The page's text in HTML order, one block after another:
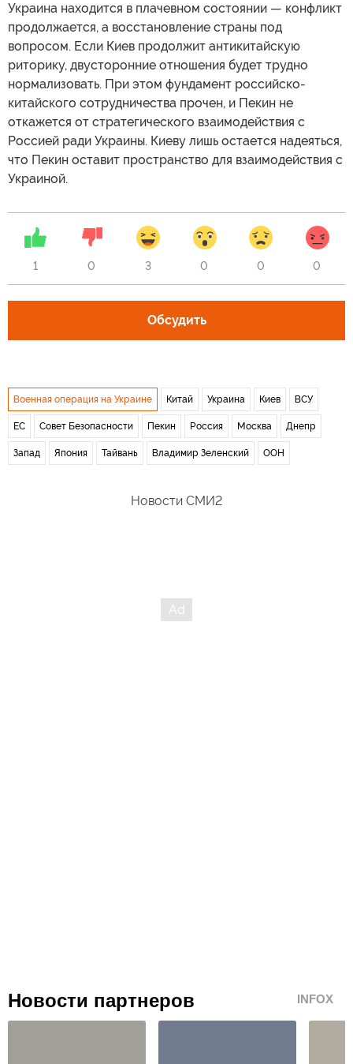
Украина находится в плачевном состоянии — конфликт
продолжается, а восстановление страны под
вопросом. Если Киев продолжит антикитайскую
риторику, двусторонние отношения будет трудно
нормализовать. При этом фундамент российско-
китайского сотрудничества прочен, и Пекин не
откажется от стратегического взаимодействия с
Россией ради Украины. Киеву лишь остается надеяться,
что Пекин оставит пространство для взаимодействия с
Украиной.
1 0 3 0 0 0
Обсудить
Военная операция на Украине Китай Украина Киев ВСУ
ЕС Совет Безопасности Пекин Россия Москва Днепр
Запад Япония Тайвань Владимир Зеленский ООН
Новости СМИ2
Новости партнеров INFOX